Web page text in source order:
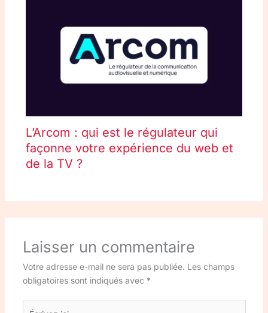
L’Arcom : qui est le régulateur qui
façonne votre expérience du web et
de la TV ?
Laisser un commentaire
Votre adresse e-mail ne sera pas publiée. Les champs
obligatoires sont indiqués avec *
Écrivez